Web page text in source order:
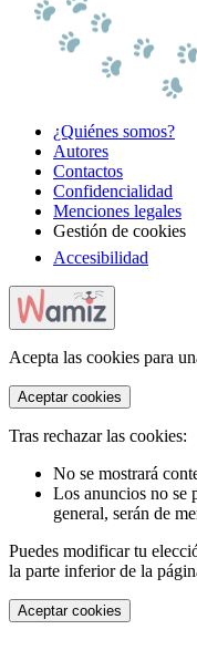
¿Quiénes somos?
Autores
Contactos
Confidencialidad
Menciones legales
Gestión de cookies
Accesibilidad
Acepta las cookies para
Aceptar cookies
Tras rechazar las cookies:
No se mostrará
Los anuncios no se
general, serán de
Puedes modificar tu
la parte inferior de la
Aceptar cookies